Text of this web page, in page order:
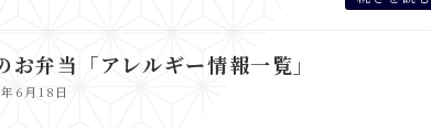
お弁当「アレルギー情報一覧」
6月18日